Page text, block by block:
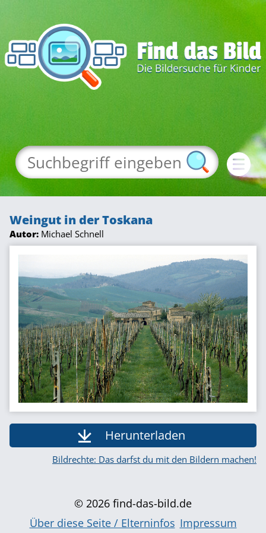
Weingut in der Toskana
Autor: Michael Schnell
Herunterladen
Bildrechte: Das darfst du mit den Bildern machen!
© 2026 find-das-bild.de
Über diese Seite / Elterninfos Impressum